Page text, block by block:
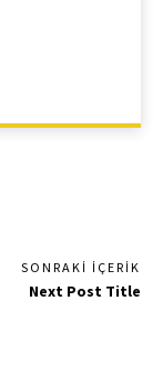
SONRAKI İÇERIK
Next Post Title